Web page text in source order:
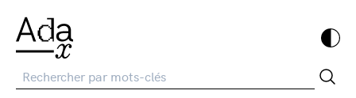
Recherche